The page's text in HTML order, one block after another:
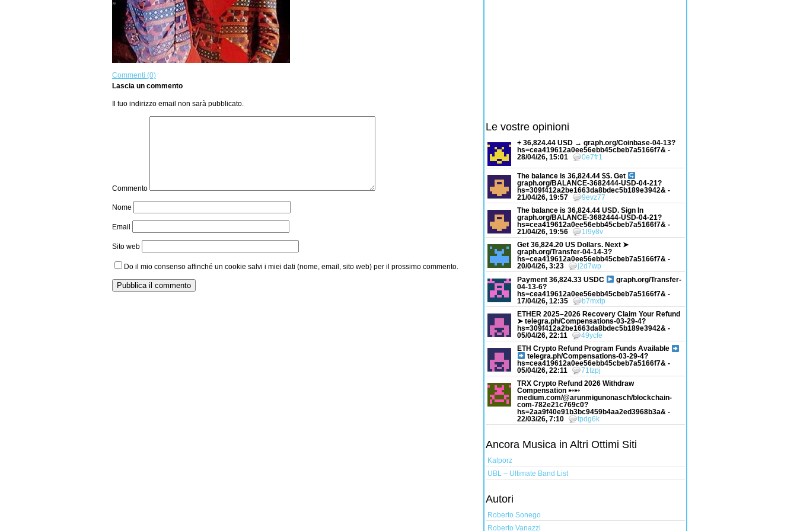
Commenti (0)
Lascia un commento
Il tuo indirizzo email non sarà pubblicato.
Commento
Nome
Email
Sito web
Do il mio consenso affinché un cookie salvi i miei dati (nome, email, sito web) per il prossimo commento.
Le vostre opinioni
+ 36,824.44 USD → graph.org/Coinbase-04-13?
hs=cea419612a0ee56ebb45cbeb7a5166f7& -
28/04/26, 15:01
0e7fr1
The balance is 36,824.44 $$. Get
graph.org/BALANCE-3682444-USD-04-21?
hs=309f412a2be1663da8bdec5b189e3942& -
21/04/26, 19:57
9evz77
The balance is 36,824.44 USD. Sign In
graph.org/BALANCE-3682444-USD-04-21?
hs=cea419612a0ee56ebb45cbeb7a5166f7& -
21/04/26, 19:56
1l9y8v
Get 36,824.20 US Dollars. Next ➤
graph.org/Transfer-04-14-3?
hs=cea419612a0ee56ebb45cbeb7a5166f7& -
20/04/26, 3:23
j2d7wp
Payment 36,824.33 USDC
graph.org/Transfer-
04-13-6?
hs=cea419612a0ee56ebb45cbeb7a5166f7& -
17/04/26, 12:35
b7mxtp
ETHER 2025–2026 Recovery Claim Your Refund
➤ telegra.ph/Compensations-03-29-4?
hs=309f412a2be1663da8bdec5b189e3942& -
05/04/26, 22:11
49ycfe
ETH Crypto Refund Program Funds Available
telegra.ph/Compensations-03-29-4?
hs=cea419612a0ee56ebb45cbeb7a5166f7& -
05/04/26, 22:11
71tzpj
TRX Crypto Refund 2026 Withdraw
Compensation ➸➸
medium.com/@arunmigunonasch/blockchain-
com-782e21c769c0?
hs=2aa9f40e91b3bc9459b4aa2ed3968b3a& -
22/03/26, 7:10
tpdg6k
Ancora Musica in Altri Ottimi Siti
Kalporz
UBL – Ultimate Band List
Autori
Roberto Sonego
Roberto Vanazzi